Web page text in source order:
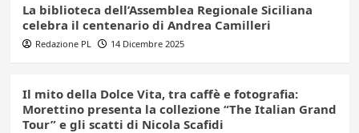
La biblioteca dell’Assemblea Regionale Siciliana
celebra il centenario di Andrea Camilleri
Redazione PL 14 Dicembre 2025
Il mito della Dolce Vita, tra caffè e fotografia:
Morettino presenta la collezione “The Italian Grand
Tour” e gli scatti di Nicola Scafidi